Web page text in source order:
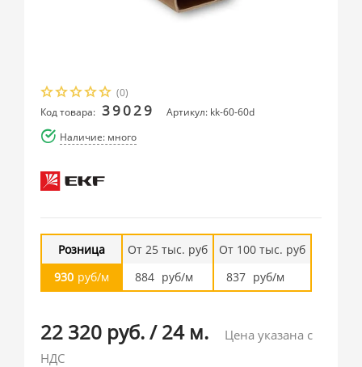
(0)
Код товара: 39029
Артикул: kk-60-60d
Наличие: много
Розница
930 руб/м
От 25 тыс. руб
884 руб/м
От 100 тыс. руб
837 руб/м
22 320 руб./24м.
Цена указана с
НДС